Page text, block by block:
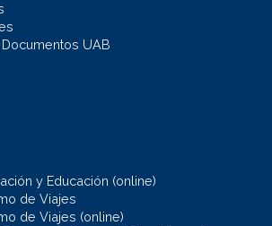
UAB
y Educación (online)
de Viajes
de Viajes (online)